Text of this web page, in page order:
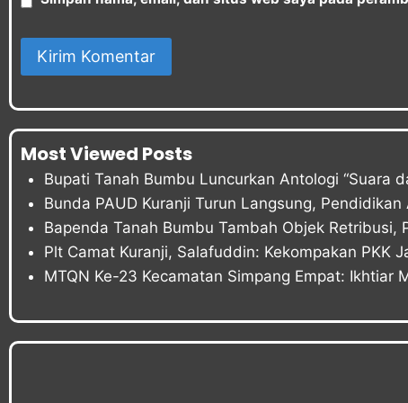
Most Viewed Posts
Bupati Tanah Bumbu Luncurkan Antologi “Suara
Bunda PAUD Kuranji Turun Langsung,
Bapenda Tanah Bumbu Tambah Objek Retribusi,
Plt Camat Kuranji, Salafuddin: Kekompakan PKK
MTQN Ke-23 Kecamatan Simpang Empat: Ikhtiar